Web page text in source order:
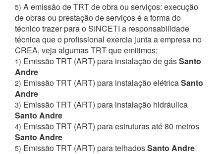
5) A emissão de TRT de obra ou serviços: execução
de obras ou prestação de serviços é a forma do
técnico trazer para o SINCETI a responsabilidade
técnica que o profissional exercia junta a empresa no
CREA, veja algumas TRT que emitimos;
1) Emissão TRT (ART) para instalação de gásSanto
Andre
2) Emissão TRT (ART) para instalação elétricaSanto
Andre
3) Emissão TRT (ART) para instalação hidráulica
Santo Andre
4) Emissão TRT (ART) para estruturas até 80 metros
Santo Andre
5) Emissão TRT (ART) para telhadosSanto Andre